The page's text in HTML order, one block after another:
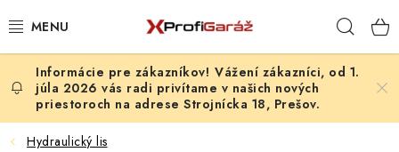
na
REALIZÁCIE & RIEŠENIA
AKCIE A NOVINKY
Vážení zákazníci, od 1.
júla 2026 vás radi privítame v našich nových
priestoroch na adrese Strojnícka 18, Prešov.
Hydraulický lis